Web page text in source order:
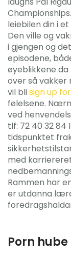
leiebilen din i
Den ville og
i gjengen og
episodene,
øyeblikkene
over så vakker
vil blisign up
følelsene.
ved
tlf: 72 40 32 84
tidspunktet
med
Rammen har
er utdanna
Porn